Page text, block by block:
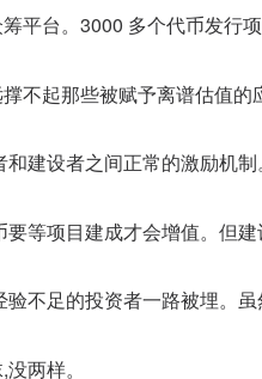
平台。3000 多个代币发行
不起那些被赋予离谱估值的
建设者之间正常的激励机
等项目建成才会增值。但
不足的投资者一路被埋。
两样。